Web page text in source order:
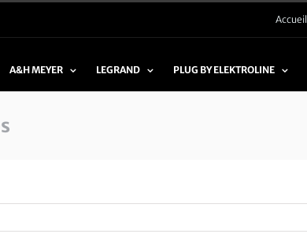
Accueil
A&H MEYER LEGRAND PLUG BY ELEKTROLINE